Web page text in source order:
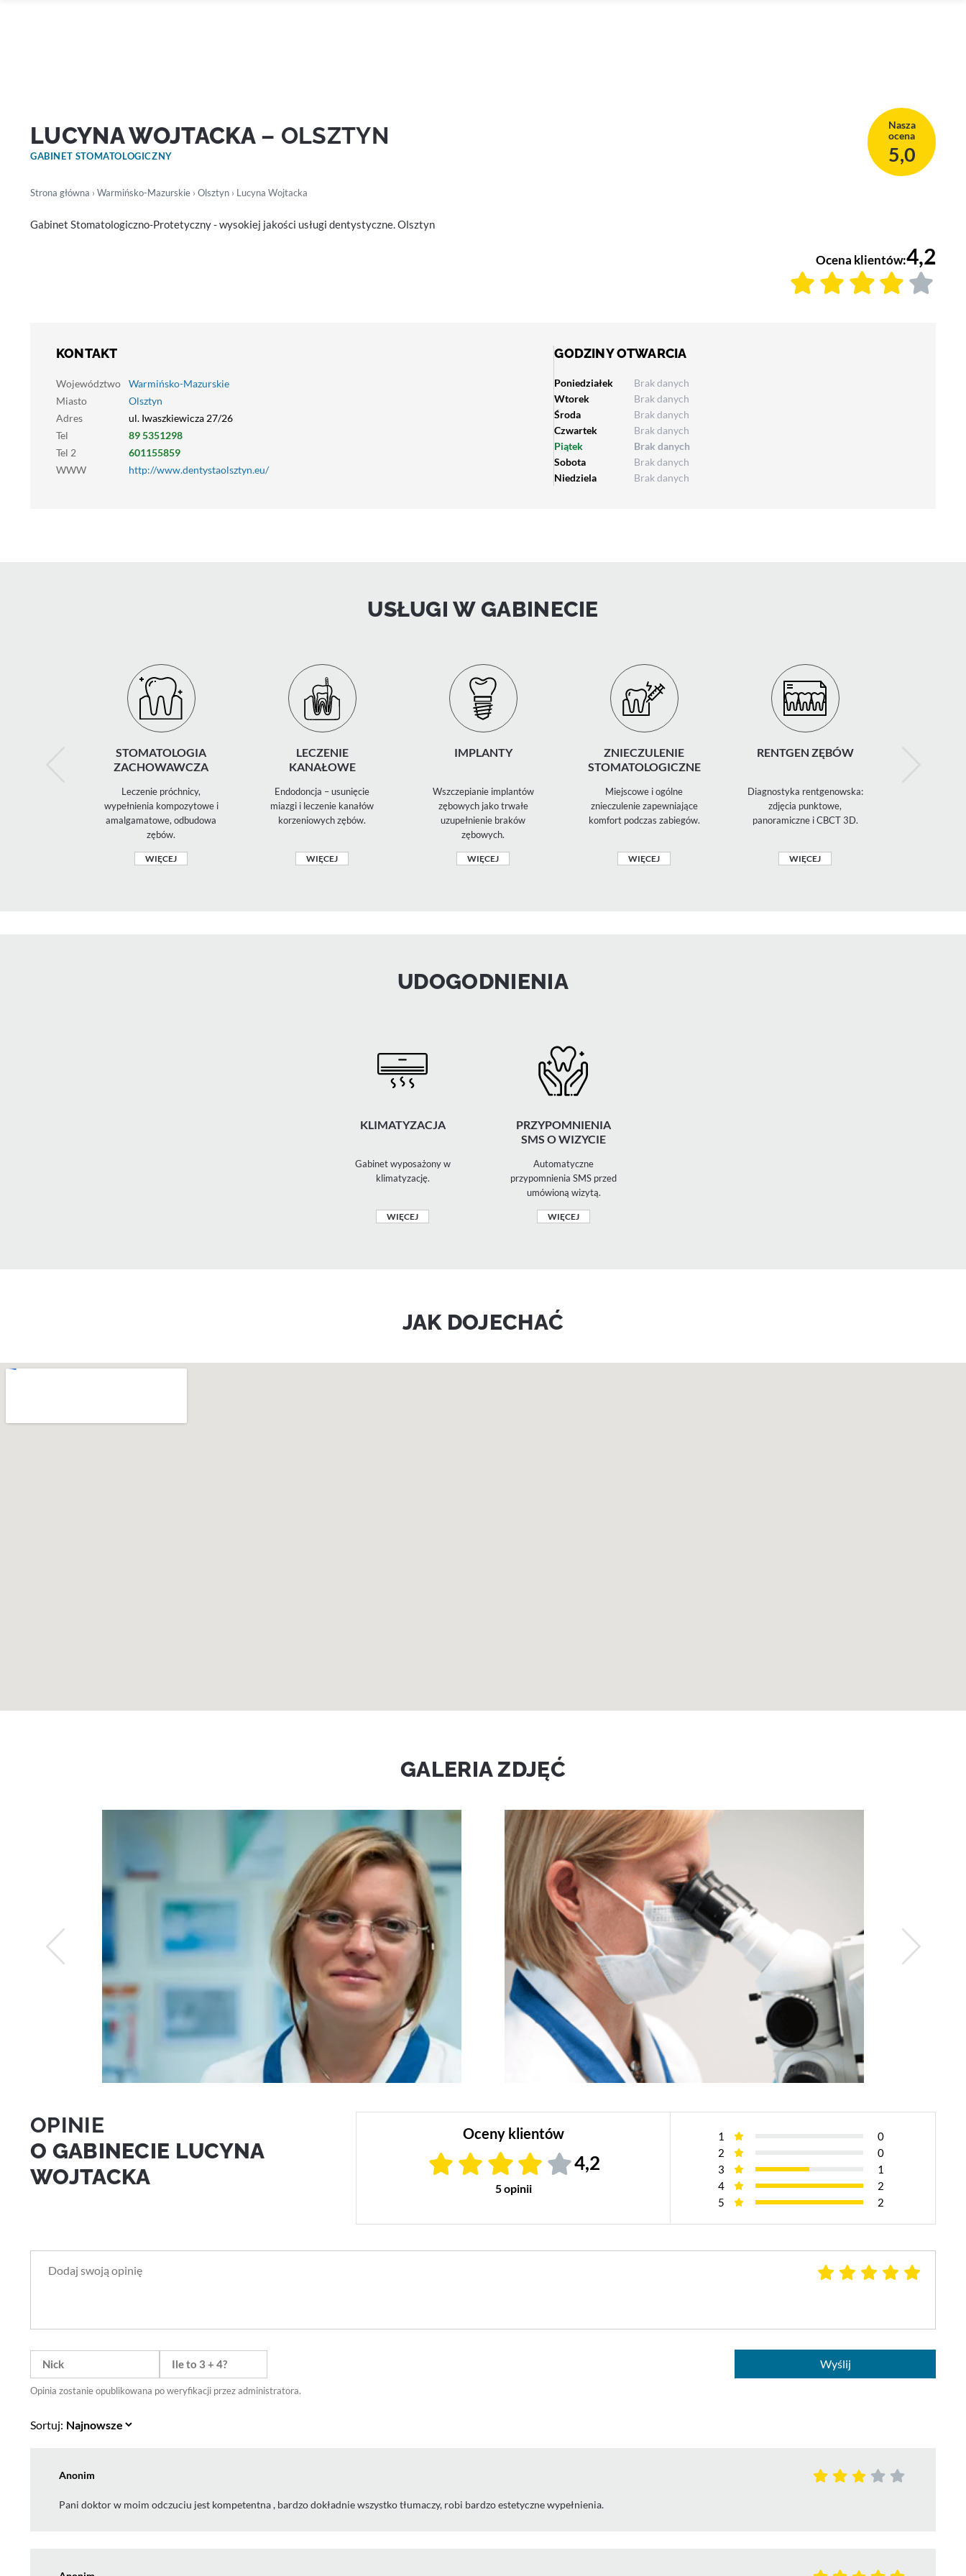
LUCYNA WOJTACKA – OLSZTYN
GABINET STOMATOLOGICZNY
Nasza
ocena
5,0
Strona główna › Warmińsko-Mazurskie › Olsztyn › Lucyna Wojtacka
Gabinet Stomatologiczno-Protetyczny - wysokiej jakości usługi dentystyczne. Olsztyn
Ocena klientów:4,2
KONTAKT
Województwo
Warmińsko-Mazurskie
Miasto
Olsztyn
Adres
ul. Iwaszkiewicza 27/26
Tel
89 5351298
Tel 2
601155859
WWW
http://www.dentystaolsztyn.eu/
GODZINY OTWARCIA
Poniedziałek
Brak danych
Wtorek
Brak danych
Środa
Brak danych
Czwartek
Brak danych
Piątek
Brak danych
Sobota
Brak danych
Niedziela
Brak danych
USŁUGI W GABINECIE
STOMATOLOGIA
ZACHOWAWCZA
Leczenie próchnicy,
wypełnienia kompozytowe i
amalgamatowe, odbudowa
zębów.
WIĘCEJ
LECZENIE
KANAŁOWE
Endodoncja – usunięcie
miazgi i leczenie kanałów
korzeniowych zębów.
WIĘCEJ
IMPLANTY
Wszczepianie implantów
zębowych jako trwałe
uzupełnienie braków
zębowych.
WIĘCEJ
ZNIECZULENIE
STOMATOLOGICZNE
Miejscowe i ogólne
znieczulenie zapewniające
komfort podczas zabiegów.
WIĘCEJ
RENTGEN ZĘBÓW
Diagnostyka rentgenowska:
zdjęcia punktowe,
panoramiczne i CBCT 3D.
WIĘCEJ
UDOGODNIENIA
KLIMATYZACJA
Gabinet wyposażony w
klimatyzację.
WIĘCEJ
PRZYPOMNIENIA
SMS O WIZYCIE
Automatyczne
przypomnienia SMS przed
umówioną wizytą.
WIĘCEJ
JAK DOJECHAĆ
GALERIA ZDJĘĆ
OPINIE
O GABINECIE LUCYNA
WOJTACKA
Oceny klientów
4,2
5 opinii
1
0
2
0
3
1
4
2
5
2
Wyślij
Opinia zostanie opublikowana po weryfikacji przez administratora.
Sortuj:
Anonim
Pani doktor w moim odczuciu jest kompetentna , bardzo dokładnie wszystko tłumaczy, robi bardzo estetyczne wypełnienia.